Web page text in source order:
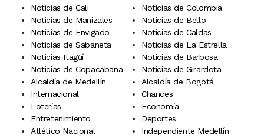
Noticias de Cali
Noticias de Colombia
Noticias de Manizales
Noticias de Bello
Noticias de Envigado
Noticias de Caldas
Noticias de Sabaneta
Noticias de La Estrella
Noticias Itagüí
Noticias de Barbosa
Noticias de Copacabana
Noticias de Girardota
Alcaldía de Medellín
Alcaldía de Bogotá
Internacional
Chances
Loterías
Economía
Entretenimiento
Deportes
Atlético Nacional
Independiente Medellín